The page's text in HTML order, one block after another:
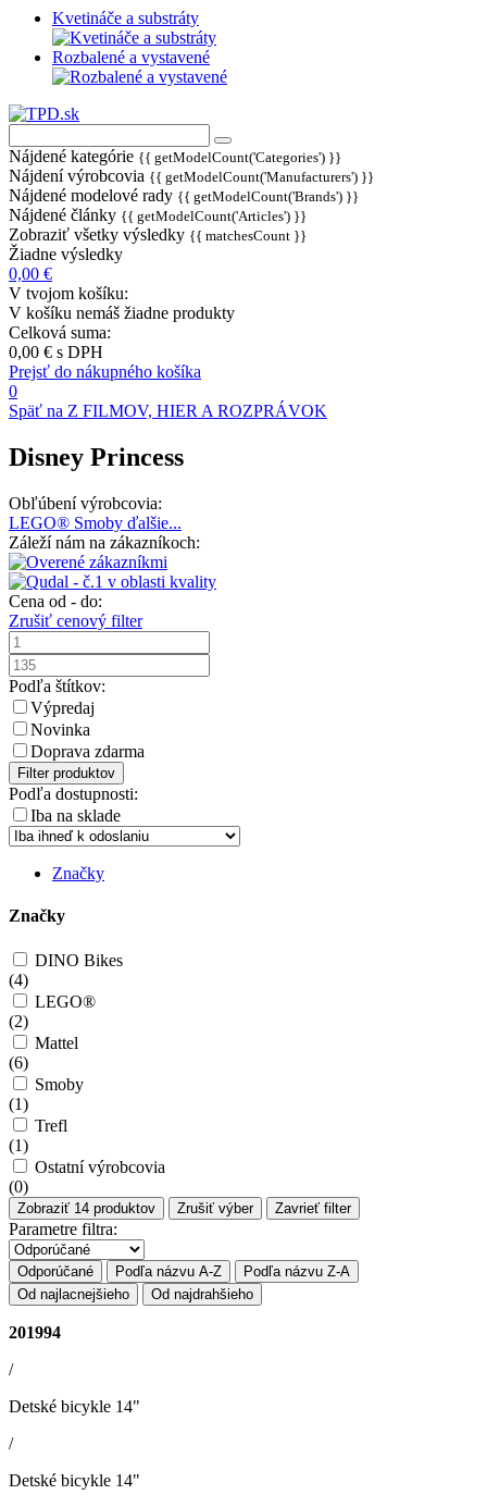
Kvetináče a substráty
Rozbalené a vystavené
Nájdené kategórie {{ getModelCount('Categories') }}
Nájdení výrobcovia {{ getModelCount('Manufacturers') }}
Nájdené modelové rady {{ getModelCount('Brands') }}
Nájdené články {{ getModelCount('Articles') }}
Zobraziť všetky výsledky {{ matchesCount }}
Žiadne výsledky
0,00 €
V tvojom košíku:
V košíku nemáš žiadne produkty
Celková suma:
0,00 € s DPH
Prejsť do nákupného košíka
0
Späť na Z FILMOV, HIER A ROZPRÁVOK
Disney Princess
Obľúbení výrobcovia:
LEGO® Smoby ďalšie...
Záleží nám na zákazníkoch:
Cena od - do:
Zrušiť cenový filter
Podľa štítkov:
Výpredaj
Novinka
Doprava zdarma
Filter produktov
Podľa dostupnosti:
Iba na sklade
Značky
Značky
DINO Bikes
(4)
LEGO®
(2)
Mattel
(6)
Smoby
(1)
Trefl
(1)
Ostatní výrobcovia
(0)
Zobraziť 14 produktov Zrušiť výber Zavrieť filter
Parametre filtra:
Odporúčané Podľa názvu A-Z
Podľa názvu Z-A
Od najlacnejšieho
Od najdrahšieho
201994
/
Detské bicykle 14"
/
Detské bicykle 14"